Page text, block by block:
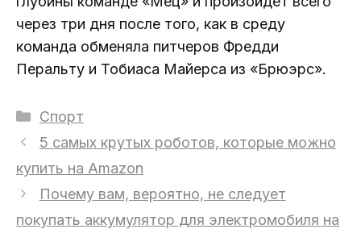
через три дня после того, как в среду
команда обменяла питчеров Фредди
Перальту и Тобиаса Майерса из «Брюэрс».
Рубрики
Спорт
5 самых крутых роботов, которые можно
купить на Amazon
Почему вам, вероятно, не следует
покупать аккумулятор для электромобиля на